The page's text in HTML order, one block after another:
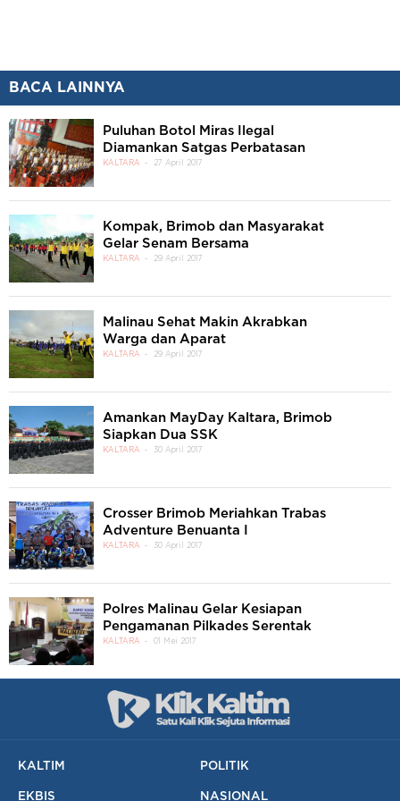
BACA LAINNYA
Puluhan Botol Miras Ilegal
Diamankan Satgas Perbatasan
KALTARA 27 April 2017
Kompak, Brimob dan Masyarakat
Gelar Senam Bersama
KALTARA 29 April 2017
Malinau Sehat Makin Akrabkan
Warga dan Aparat
KALTARA 29 April 2017
Amankan MayDay Kaltara, Brimob
Siapkan Dua SSK
KALTARA 30 April 2017
Crosser Brimob Meriahkan Trabas
Adventure Benuanta I
KALTARA 30 April 2017
Polres Malinau Gelar Kesiapan
Pengamanan Pilkades Serentak
KALTARA 01 Mei 2017
KALTIM POLITIK
EKBIS NASIONAL